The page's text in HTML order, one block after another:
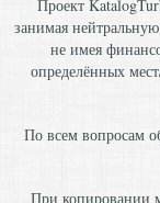
Проект
занимая
не имея
определённых
По всем вопросам
При копировании